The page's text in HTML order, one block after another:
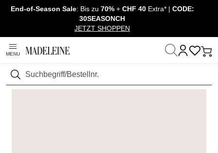
Navigation überspringen, direkt zum Inhalt
End-of-Season Sale: Bis zu 70%+ CHF 40 Extra* | CODE:
30SEASONCH
JETZT SHOPPEN
MENU
Suchen
Startseite Schuhe & Accessoires